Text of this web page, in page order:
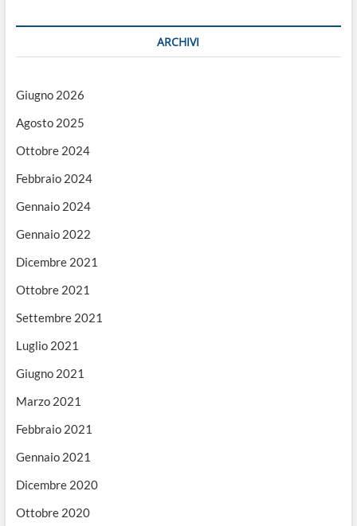
ARCHIVI
Giugno 2026
Agosto 2025
Ottobre 2024
Febbraio 2024
Gennaio 2024
Gennaio 2022
Dicembre 2021
Ottobre 2021
Settembre 2021
Luglio 2021
Giugno 2021
Marzo 2021
Febbraio 2021
Gennaio 2021
Dicembre 2020
Ottobre 2020